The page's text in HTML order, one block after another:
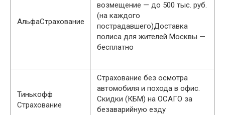
АльфаСтрахование
возмещение — до 500 тыс. руб.
(на каждого
пострадавшего)Доставка
полиса для жителей Москвы —
бесплатно
Тинькофф
Страхование
Страхование без осмотра
автомобиля и похода в офис.
Скидки (КБМ) на ОСАГО за
безаварийную езду